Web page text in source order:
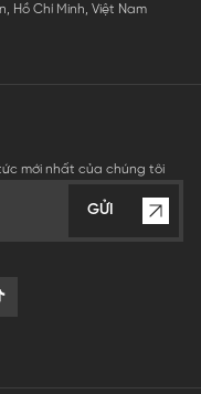
Hồ Chí Minh, Việt Nam
mới nhất của chúng tôi
GỬI